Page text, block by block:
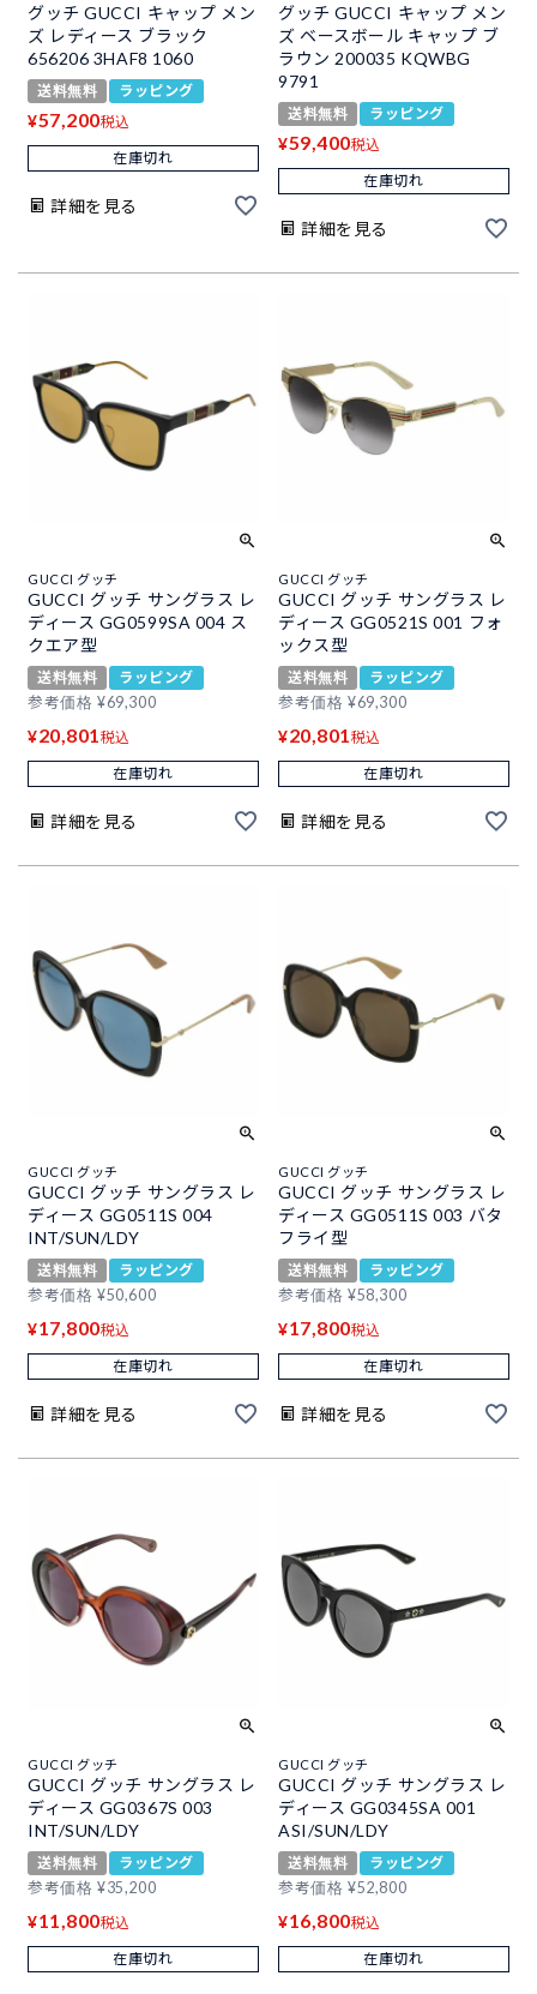
グッチ GUCCI キャップ メン
ズ レディース ブラック
656206 3HAF8 1060
送料無料 ラッピング
¥57,200税込
在庫切れ
詳細を見る
グッチ GUCCI キャップ メン
ズ ベースボール キャップ ブ
ラウン 200035 KQWBG
9791
送料無料 ラッピング
¥59,400税込
在庫切れ
詳細を見る
GUCCI グッチ
GUCCI グッチ サングラス レ
ディース GG0599SA 004 ス
クエア型
送料無料
ラッピング
参考価格 ¥69,300
¥20,801 税込
在庫切れ
詳細を見る
GUCCI グッチ
GUCCI グッチ サングラス レ
ディース GG0521S 001 フォ
ックス型
送料無料
ラッピング
参考価格 ¥69,300
¥20,801 税込
在庫切れ
詳細を見る
GUCCI グッチ
GUCCI グッチ サングラス レ
ディース GG0511S 004
INT/SUN/LDY
送料無料
ラッピング
参考価格 ¥50,600
¥17,800税込
在庫切れ
詳細を見る
GUCCI グッチ
GUCCI グッチ サングラス レ
ディース GG0511S 003 バタ
フライ型
送料無料
ラッピング
参考価格 ¥58,300
¥17,800税込
在庫切れ
詳細を見る
GUCCI グッチ
GUCCI グッチ サングラス レ
ディース GG0367S 003
INT/SUN/LDY
送料無料
ラッピング
参考価格 ¥35,200
¥11,800税込
在庫切れ
GUCCI グッチ
GUCCI グッチ サングラス レ
ディース GG0345SA 001
ASI/SUN/LDY
送料無料
ラッピング
参考価格 ¥52,800
¥16,800税込
在庫切れ